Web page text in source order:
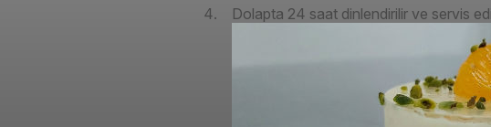
Dolapta 24 saat dinlendirilir ve servis